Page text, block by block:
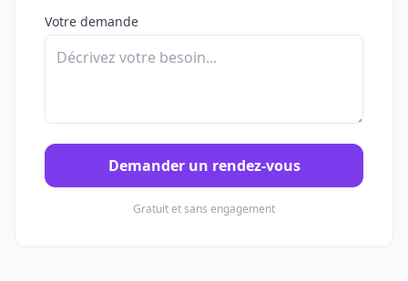
Votre demande
Demander un rendez-vous
Gratuit et sans engagement